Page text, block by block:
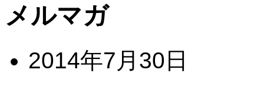
メルマガ
2014年7月30日